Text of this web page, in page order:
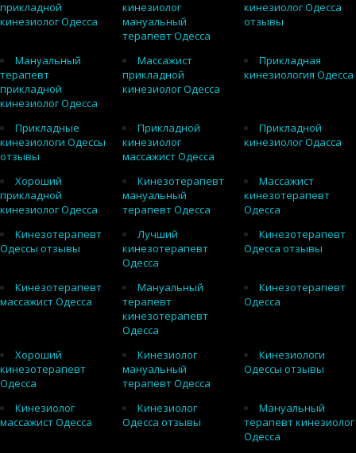
прикладной
кинезиолог Одесса
кинезиолог
мануальный
терапевт Одесса
кинезиолог Одесса
отзывы
Мануальный
терапевт
прикладной
кинезиолог Одесса
Массажист
прикладной
кинезиолог Одесса
Прикладная
кинезиология Одесса
Прикладные
кинезиологи Одессы
отзывы
Прикладной
кинезиолог
массажист Одесса
Прикладной
кинезиолог Одасса
Хороший
прикладной
кинезиолог Одесса
Кинезотерапевт
мануальный
терапевт Одесса
Массажист
кинезотерапевт
Одесса
Кинезотерапевт
Одессы отзывы
Лучший
кинезотерапевт
Одесса
Кинезотерапевт
Одесса отзывы
Кинезотерапевт
массажист Одесса
Мануальный
терапевт
кинезотерапевт
Одесса
Кинезотерапевт
Одесса
Хороший
кинезотерапевт
Одесса
Кинезиолог
мануальный
терапевт Одесса
Кинезиологи
Одессы отзывы
Кинезиолог
массажист Одесса
Кинезиолог
Одесса отзывы
Мануальный
терапевт кинезиолог
Одесса